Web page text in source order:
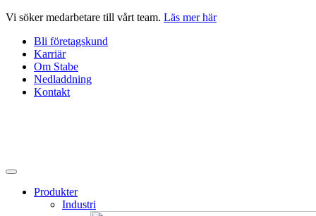
Hoppa
innehåll
Vi söker medarbetare till vårt team. Läs mer här
Bli företagskund
Karriär
Om Stabe
Nedladdning
Kontakt
Produkter
Industri